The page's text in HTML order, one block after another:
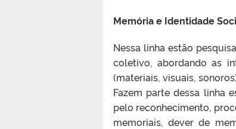
Memória e Identidade
Nessa linha estão
coletivo, abordando as
(materiais, visuais,
Fazem parte dessa linha
pelo reconhecimento,
memoriais, dever de